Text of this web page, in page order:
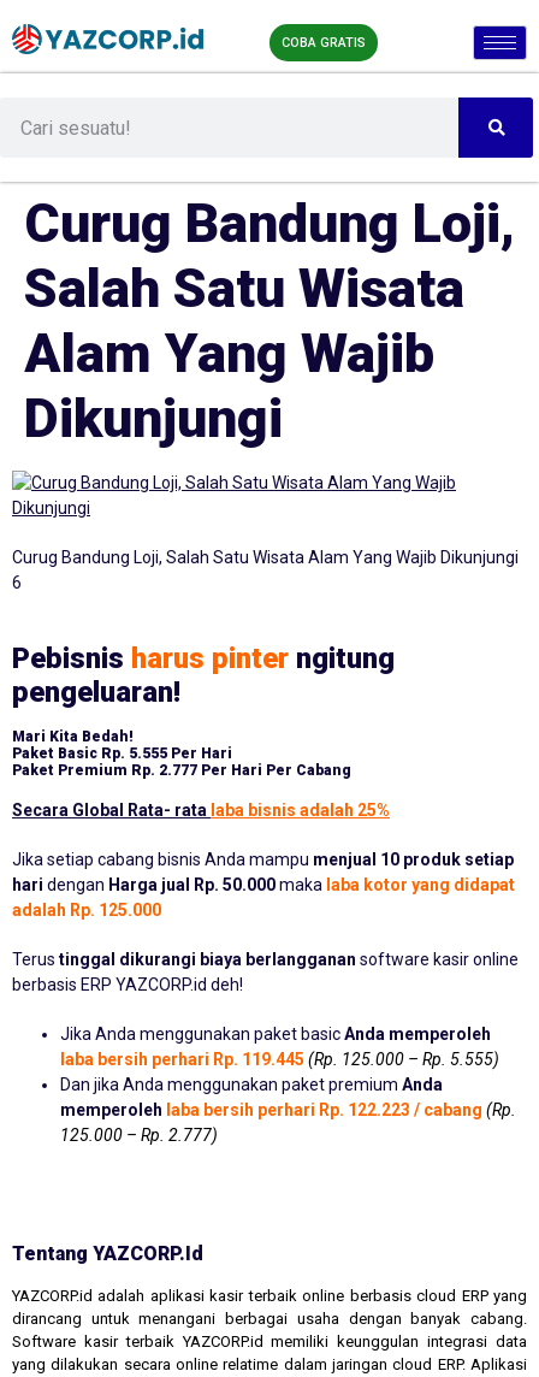
COBA GRATIS
Curug Bandung Loji,
Salah Satu Wisata
Alam Yang Wajib
Dikunjungi
Curug Bandung Loji, Salah Satu Wisata Alam Yang Wajib Dikunjungi
6
Pebisnis harus pinter ngitung
pengeluaran!
Mari Kita Bedah!
Paket Basic Rp. 5.555 Per Hari
Paket Premium Rp. 2.777 Per Hari Per Cabang
Secara Global Rata- rata laba bisnis adalah 25%
Jika setiap cabang bisnis Anda mampu menjual 10 produk setiap
hari dengan Harga jual Rp. 50.000maka laba kotor yang didapat
adalah Rp. 125.000
Terus tinggal dikurangi biaya berlangganan software kasir online
berbasis ERP YAZCORP.id deh!
Jika Anda menggunakan paket basicAnda memperoleh
laba bersih perhari Rp. 119.445 (Rp. 125.000 – Rp. 5.555)
Dan jika Anda menggunakan paket premium Anda
memperoleh laba bersih perhari Rp. 122.223 / cabang (Rp.
125.000 – Rp. 2.777)
Tentang YAZCORP.id
YAZCORP.id adalah aplikasi kasir terbaik online berbasis cloud ERP yang
dirancang untuk menangani berbagai usaha dengan banyak cabang.
Software kasir terbaik YAZCORP.id memiliki keunggulan integrasi data
yang dilakukan secara online relatime dalam jaringan cloud ERP. Aplikasi